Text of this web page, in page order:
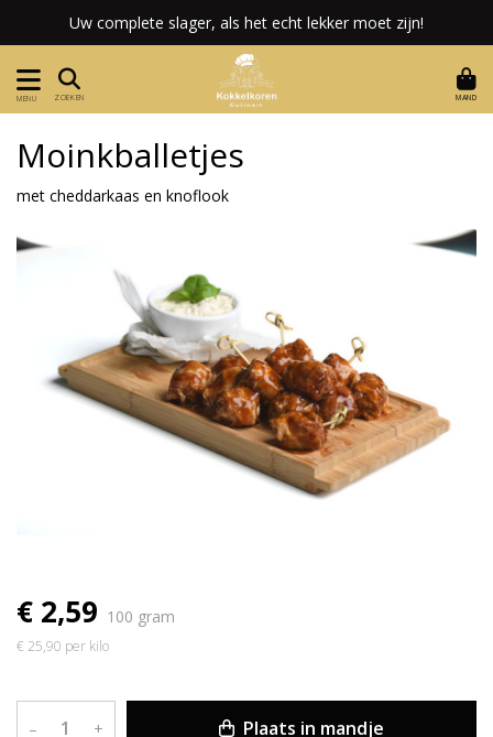
Uw complete slager, als het echt lekker moet zijn!
MENU ZOEKEN MAND
Moinkballetjes
met cheddarkaas en knoflook
€ 2,59 100 gram
€ 25,90 per kilo
– + Plaats in mandje